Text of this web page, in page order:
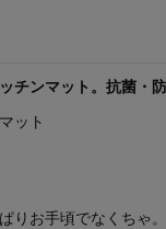
チンマット。抗菌・
ット
りお手頃でなくちゃ。